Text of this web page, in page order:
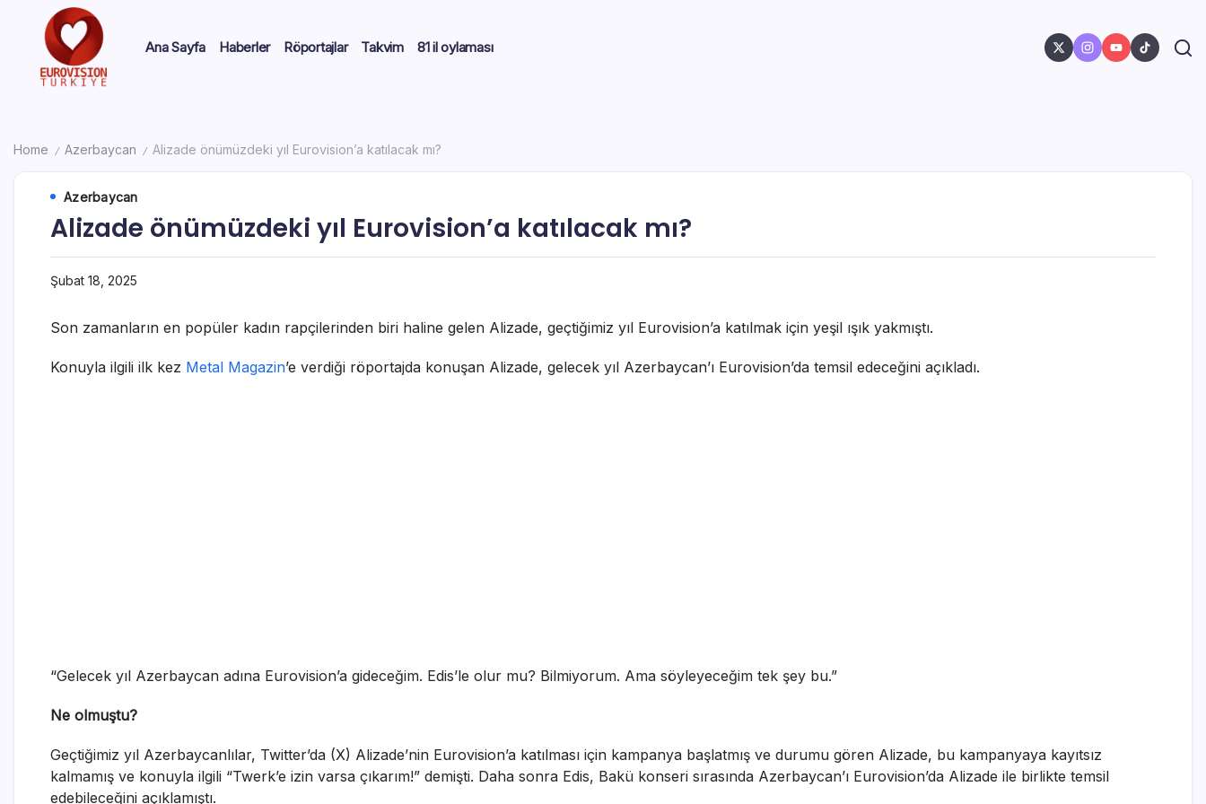
Ana Sayfa Haberler Röportajlar Takvim 81 il oylaması
Home / Azerbaycan / Alizade önümüzdeki yıl Eurovision’a katılacak mı?
Azerbaycan
Alizade önümüzdeki yıl Eurovision’a katılacak mı?
Şubat 18, 2025
Son zamanların en popüler kadın rapçilerinden biri haline gelen Alizade, geçtiğimiz yıl Eurovision’a katılmak için yeşil ışık yakmıştı.
Konuyla ilgili ilk kez Metal Magazin’e verdiği röportajda konuşan Alizade, gelecek yıl Azerbaycan’ı Eurovision’da temsil edeceğini açıkladı.
“Gelecek yıl Azerbaycan adına Eurovision’a gideceğim. Edis’le olur mu? Bilmiyorum. Ama söyleyeceğim tek şey bu.”
Ne olmuştu?
Geçtiğimiz yıl Azerbaycanlılar, Twitter’da (X) Alizade’nin Eurovision’a katılması için kampanya başlatmış ve durumu gören Alizade, bu kampanyaya kayıtsız
kalmamış ve konuyla ilgili “Twerk’e izin varsa çıkarım!” demişti. Daha sonra Edis, Bakü konseri sırasında Azerbaycan’ı Eurovision’da Alizade ile birlikte temsil
edebileceğini açıklamıştı.